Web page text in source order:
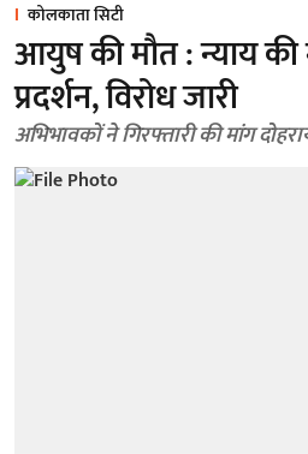
कोलकाता सिटी
आयुष की मौत : न्याय की
प्रदर्शन, विरोध जारी
अभिभावकों ने गिरफ्तारी की मांग